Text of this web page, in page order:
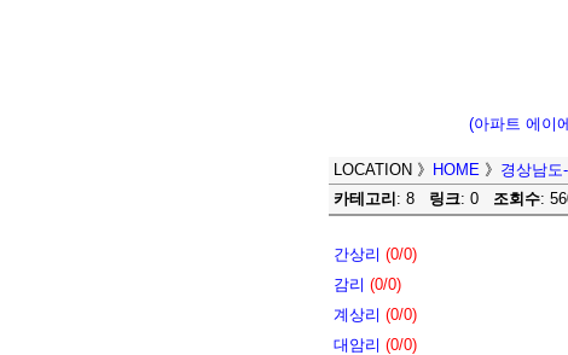
(아파트 에이
LOCATION 》 HOME 》 경상남도
카테고리 : 8 링크: 0 조회수:
간상리 (0/0)
감리 (0/0)
계상리 (0/0)
대암리 (0/0)